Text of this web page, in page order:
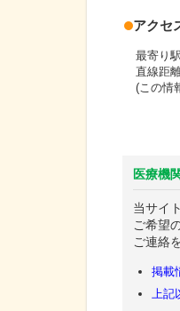
アクセ
最寄り
直線距
(この情
医療機
当サイ
ご希望
ご連絡
掲載
上